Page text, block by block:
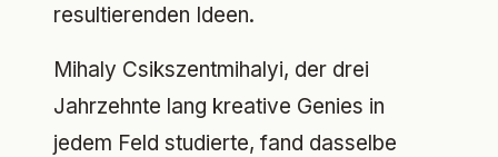
resultierenden Ideen.
Mihaly Csikszentmihalyi, der drei
Jahrzehnte lang kreative Genies in
jedem Feld studierte, fand dasselbe